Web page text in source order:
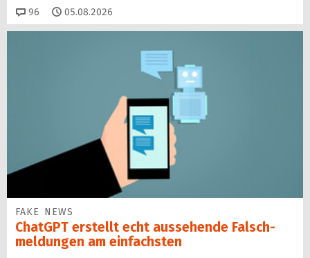
96 Kommentare
05.08.2026
FAKE NEWS
ChatGPT erstellt echt aussehende Falsch­
mel­dungen am einfachsten